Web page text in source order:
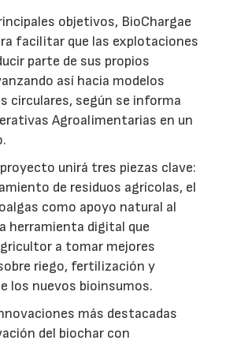
objetivos, BioChargae
facilitar que las explotaciones
parte de sus propios
así hacia modelos
circulares, según se informa
Agroalimentarias en un
proyecto unirá tres piezas clave:
de residuos agrícolas, el
como apoyo natural al
herramienta digital que
a tomar mejores
riego, fertilización y
los nuevos bioinsumos.
más destacadas
del biochar con